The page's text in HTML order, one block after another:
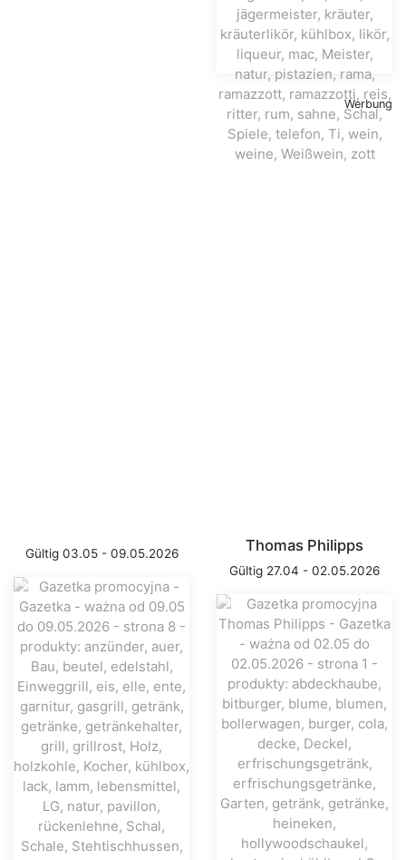
Werbung
Gültig 03.05 - 09.05.2026 Thomas Philipps
Gültig 27.04 - 02.05.2026